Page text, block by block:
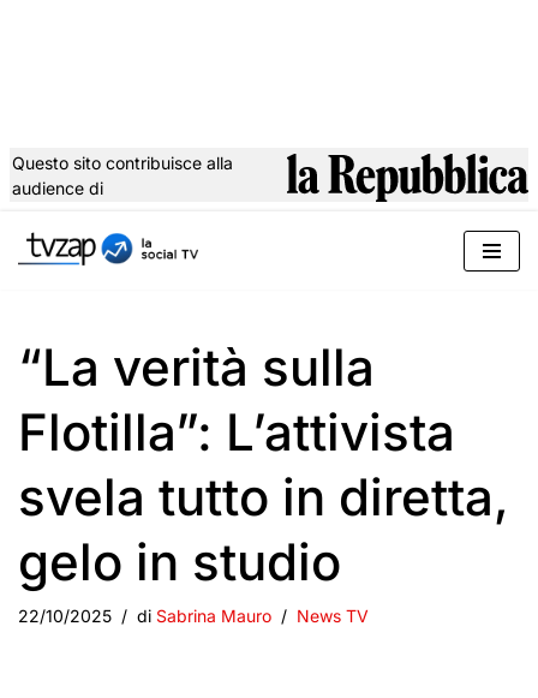
al
Questo sito contribuisce alla
audience di
“La verità sulla
Flotilla”: L’attivista
svela tutto in diretta,
gelo in studio
22/10/2025 di Sabrina Mauro News TV